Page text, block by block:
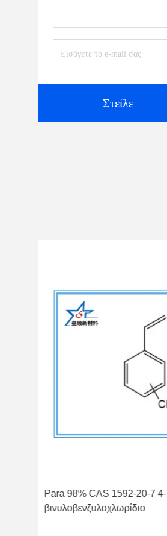
Στείλε
Para 98% CAS 1592-20-7 4-
βινυλοβενζυλοχλωρίδιο